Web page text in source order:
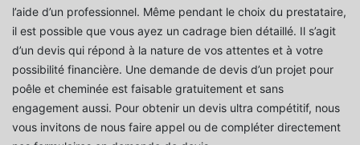
l’aide d’un professionnel. Même pendant le choix du prestataire,
il est possible que vous ayez un cadrage bien détaillé. Il s’agit
d’un devis qui répond à la nature de vos attentes et à votre
possibilité financière. Une demande de devis d’un projet pour
poêle et cheminée est faisable gratuitement et sans
engagement aussi. Pour obtenir un devis ultra compétitif, nous
vous invitons de nous faire appel ou de compléter directement